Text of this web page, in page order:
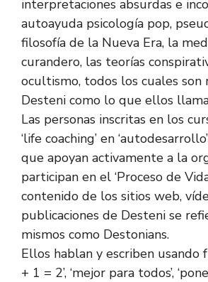
interpretaciones absurdas e
autoayuda psicología pop,
filosofía de la Nueva Era, la
curandero, las teorías
ocultismo, todos los cuales son
Desteni como lo que ellos
Las personas inscritas en los
‘life coaching’ en
que apoyan activamente a la
participan en el ‘Proceso de
contenido de los sitios web,
publicaciones de Desteni se
mismos como Destonians.
Ellos hablan y escriben usando
+ 1 = 2’, ‘mejor para todos’,